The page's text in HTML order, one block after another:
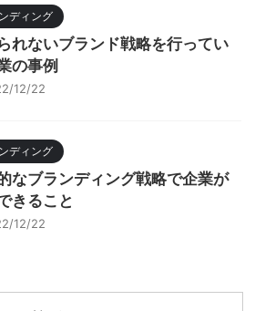
ディング
れないブランド戦略を行ってい
の事例
12/22
ディング
なブランディング戦略で企業が
きること
12/22